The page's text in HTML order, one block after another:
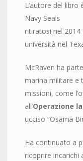
L’autore del libro
Navy Seals
ritiratosi nel
università nel
McRaven ha
marina militare e
missioni, come
all’Operazione
ucciso “Osama
Ha continuato a
ricoprire incarichi